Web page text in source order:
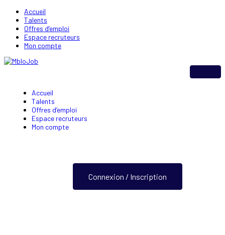
Accueil
Talents
Offres d’emploi
Espace recruteurs
Mon compte
Accueil
Talents
Offres d’emploi
Espace recruteurs
Mon compte
Connexion / Inscription